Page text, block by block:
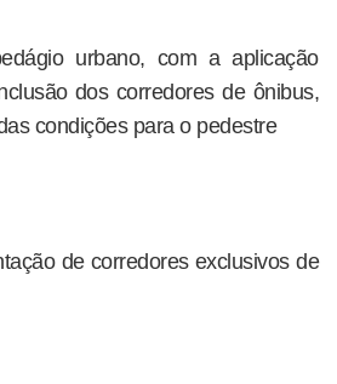
urbano, com a aplicação
dos corredores de ônibus,
condições para o pedestre
de corredores exclusivos de